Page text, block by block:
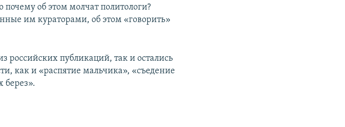
почему об этом молчат политологи?
им кураторами, об этом «говорить»
российских публикаций, так и остались
как и «распятие мальчика», «съедение
берез».